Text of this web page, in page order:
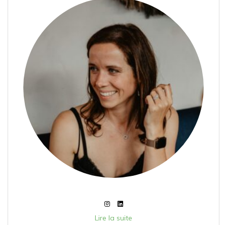
Lire la suite